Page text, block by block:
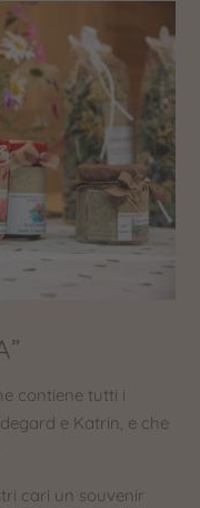
contiene tutti i
e Katrin, e che
cari un souvenir